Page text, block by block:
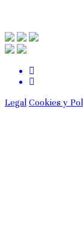
Legal Cookies y